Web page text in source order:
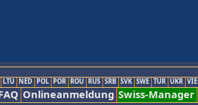
LTU NED POL POR ROU RUS SRB SVK SWE TUR UKR VIE
Onlineanmeldung Swiss-Manager